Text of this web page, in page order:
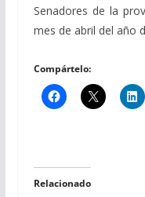
Senadores de la
mes de abril del año
Compártelo:
Relacionado